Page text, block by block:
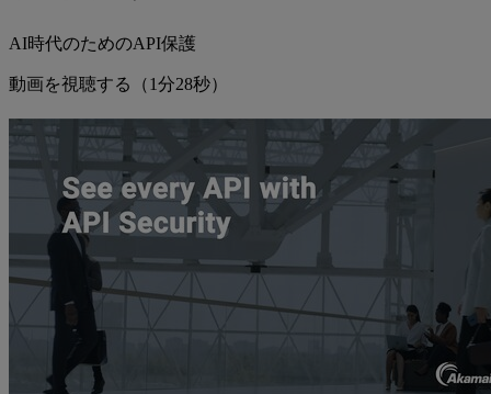
AI時代のためのAPI保護
動画を視聴する（1分28秒）